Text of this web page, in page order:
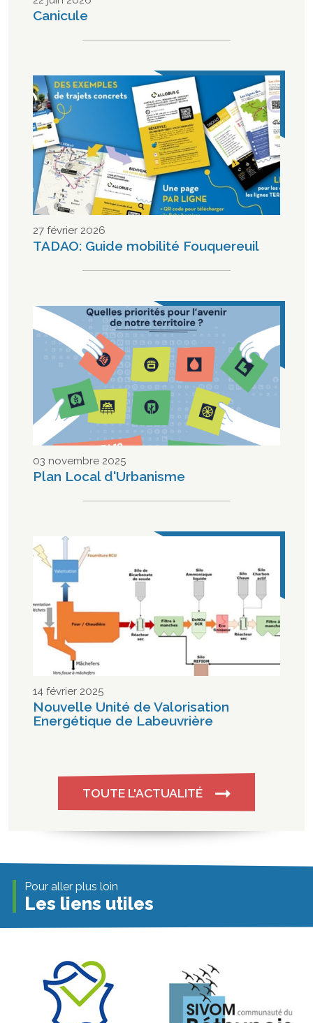
Canicule
27 février 2026
TADAO: Guide mobilité Fouquereuil
03 novembre 2025
Plan Local d'Urbanisme
14 février 2025
Nouvelle Unité de Valorisation
Energétique de Labeuvrière
TOUTE L'ACTUALITÉ
Pour aller plus loin
Les liens utiles